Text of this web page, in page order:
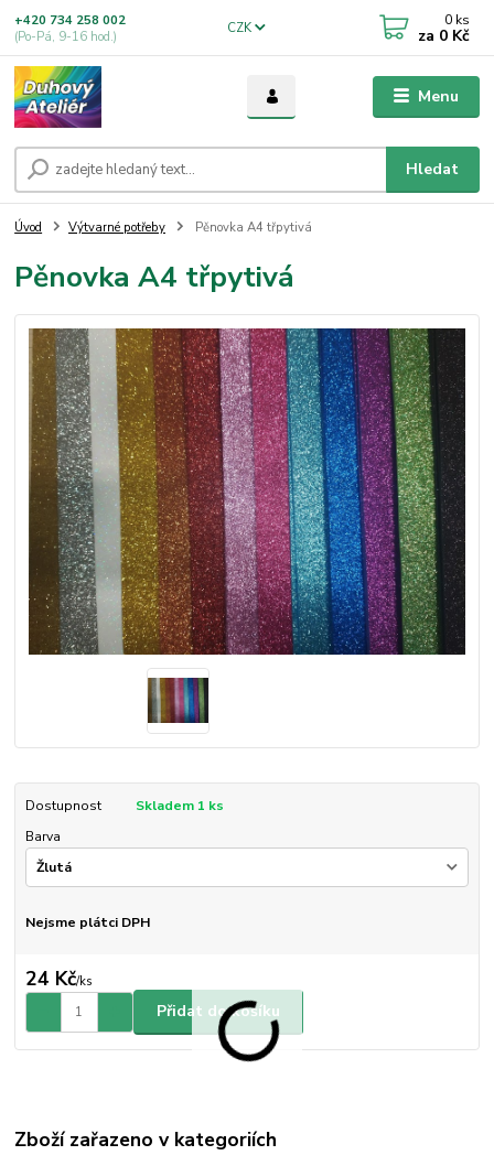
Menu
CZK
Hledat
+420 734 258 002
(Po-Pá, 9-16 hod.)
0 ks
za 0 Kč
Úvod Výtvarné potřeby Pěnovka A4 třpytivá
Pěnovka A4 třpytivá
Dostupnost
Skladem 1 ks
Barva
Nejsme plátci DPH
24 Kč/ks
Přidat do košíku
Zboží zařazeno v kategoriích